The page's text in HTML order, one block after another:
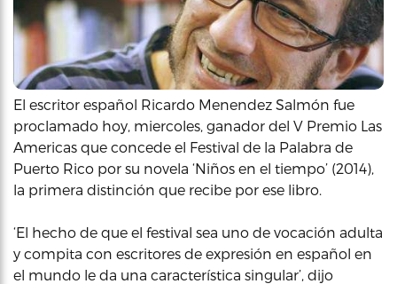
El escritor español Ricardo Menendez Salmón fue
proclamado hoy, miercoles, ganador del V Premio Las
Americas que concede el Festival de la Palabra de
Puerto Rico por su novela ‘Niños en el tiempo’ (2014),
la primera distinción que recibe por ese libro.
‘El hecho de que el festival sea uno de vocación adulta
y compita con escritores de expresión en español en
el mundo le da una característica singular’, dijo